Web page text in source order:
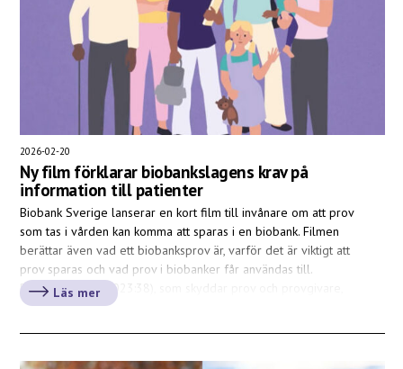
2026-02-20
Ny film förklarar biobankslagens krav på
information till patienter
Biobank Sverige lanserar en kort film till invånare om att prov
som tas i vården kan komma att sparas i en biobank. Filmen
berättar även vad ett biobanksprov är, varför det är viktigt att
prov sparas och vad prov i biobanker får användas till.
Biobankslagen (2023:38), som skyddar prov och provgivare,
ställer höga krav […]
Läs mer